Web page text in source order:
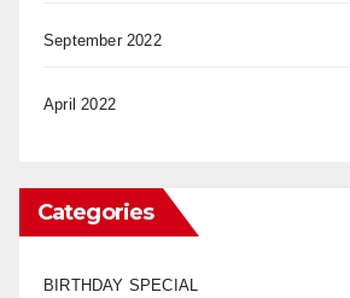
September 2022
April 2022
Categories
BIRTHDAY SPECIAL